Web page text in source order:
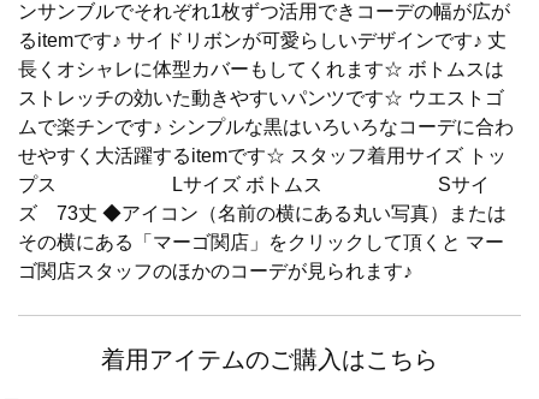
ンサンブルでそれぞれ1枚ずつ活用できコーデの幅が広が
るitemです♪ サイドリボンが可愛らしいデザインです♪ 丈
長くオシャレに体型カバーもしてくれます☆ ボトムスは
ストレッチの効いた動きやすいパンツです☆ ウエストゴ
ムで楽チンです♪ シンプルな黒はいろいろなコーデに合わ
せやすく大活躍するitemです☆ スタッフ着用サイズ トッ
プス Lサイズ ボトムス Sサイ
ズ 73丈 ◆アイコン（名前の横にある丸い写真）または
その横にある「マーゴ関店」をクリックして頂くと マー
ゴ関店スタッフのほかのコーデが見られます♪
着用アイテムのご購入はこちら